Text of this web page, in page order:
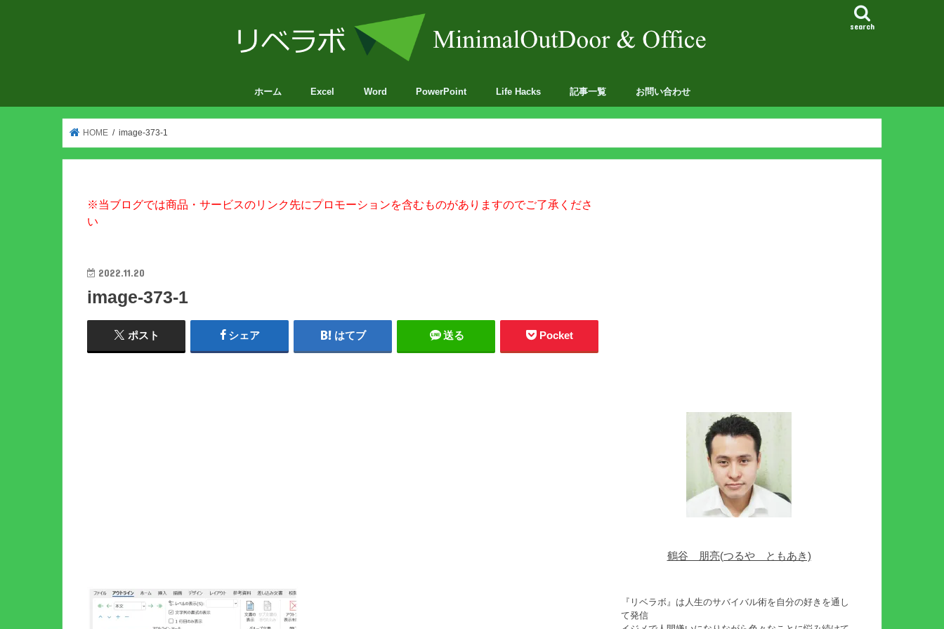
search
ホーム Excel
VBA
Word PowerPoint Life Hacks 記事一覧 お問い合わせ
HOME image-373-1
※当ブログでは商品・サービスのリンク先にプロモーションを含むものがありますのでご了承くださ
い
2022.11.20
image-373-1
ポスト シェア はてブ 送る Pocket
鶴谷 朋亮(つるや ともあき)
『リベラボ』は人生のサバイバル術を自分の好きを通し
て発信